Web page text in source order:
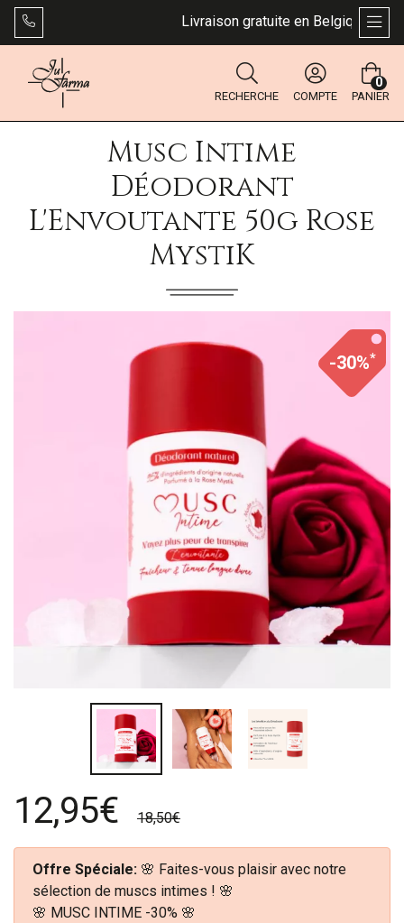
Livraison gratuite en Belgique dès 49
RECHERCHE COMPTE PANIER
0
Musc Intime
Déodorant
L'Envoutante 50g Rose
MystiK
-30%*
12,95€ 18,50€
Offre Spéciale: 🌸 Faites-vous plaisir avec notre
sélection de muscs intimes ! 🌸
🌸 MUSC INTIME -30% 🌸